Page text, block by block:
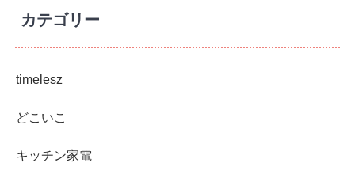
カテゴリー
timelesz
どこいこ
キッチン家電